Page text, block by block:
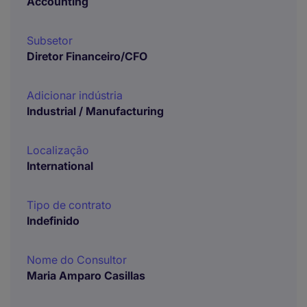
Subsetor
Diretor Financeiro/CFO
Adicionar indústria
Industrial / Manufacturing
Localização
International
Tipo de contrato
Indefinido
Nome do Consultor
Maria Amparo Casillas